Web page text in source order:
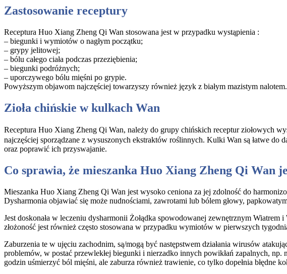
Zastosowanie receptury
Receptura Huo Xiang Zheng Qi Wan stosowana jest w przypadku wystąpienia :
– biegunki i wymiotów o nagłym początku;
– grypy jelitowej;
– bólu całego ciała podczas przeziębienia;
– biegunki podróżnych;
– uporczywego bólu mięśni po grypie.
Powyższym objawom najczęściej towarzyszy również język z białym mazistym nalotem.
Zioła chińskie w kulkach Wan
Receptura Huo Xiang Zheng Qi Wan, należy do grupy chińskich receptur ziołowych
najczęściej sporządzane z wysuszonych ekstraktów roślinnych. Kulki Wan są łatwe
oraz poprawić ich przyswajanie.
Co sprawia, że mieszanka Huo Xiang Zheng Qi Wan
Mieszanka Huo Xiang Zheng Qi Wan jest wysoko ceniona za jej zdolność do
Dysharmonia objawiać się może nudnościami, zawrotami lub bólem głowy,
Jest doskonała w leczeniu dysharmonii Żołądka spowodowanej zewnętrznym
złożoność jest również często stosowana w przypadku wymiotów w pierwszych
Zaburzenia te w ujęciu zachodnim, są/mogą być następstwem działania wirusów
problemów, w postać przewlekłej biegunki i nierzadko innych powikłań zapalnych,
godzin uśmierzyć ból mięśni, ale zaburza również trawienie, co tylko dopełnia błędne